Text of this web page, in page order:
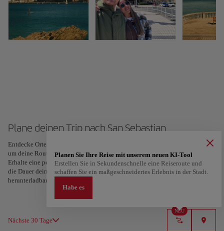
Plane deinen Trip nach San Sebastian
Entdecke Orte und Erlebnisse und markiere deine Favoriten mit einem Herz,
um deine Route zu erstellen und zu teilen. Suchst du nach mehr Ideen?
Erhalte eine personalisierte Reiseroute, abgestimmt auf deine Interessen und
die Dauer deiner Reise – in nur zwei Schritten und direkt in Google Maps
herunterladbar.
Nächste 30 Tage
NEU
Planen Sie Ihre Reise mit unserem neuen KI-Tool
Erstellen Sie in Sekundenschnelle eine Reiseroute und
schaffen Sie ein maßgeschneidertes Erlebnis in der Stadt.
Habe es